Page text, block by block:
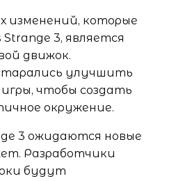
изменений, которые
3, является
движок.
улучшить
чтобы создать
окружение.
3 ожидаются новые
Разработчики
будут